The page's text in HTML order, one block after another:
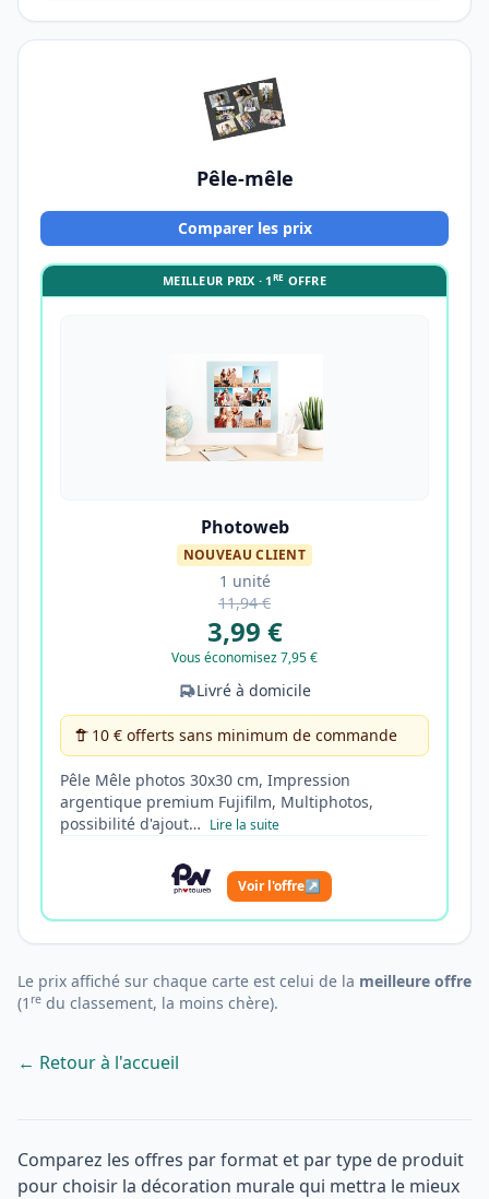
Pêle-mêle
Comparer les prix
MEILLEUR PRIX · 1RE OFFRE
Photoweb
NOUVEAU CLIENT
1 unité
11,94 €
3,99 €
Vous économisez 7,95 €
Livré à domicile
10 € offerts sans minimum de commande
Pêle Mêle photos 30x30 cm, Impression
argentique premium Fujifilm, Multiphotos,
possibilité d'ajout… Lire la suite
Voir l'offre↗
Le prix affiché sur chaque carte est celui de la meilleure offre
(1 re du classement, la moins chère).
← Retour à l'accueil
Comparez les offres par format et par type de produit
pour choisir la décoration murale qui mettra le mieux